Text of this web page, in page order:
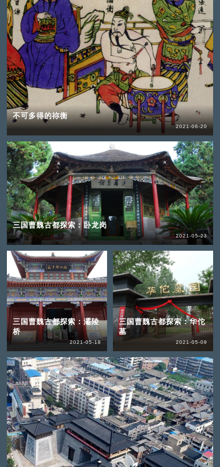
不可多得的祢衡
2021-06-20
三国曹魏古都探索：卧龙岗
2021-05-23
三国曹魏古都探索：灞陵
桥
2021-05-18
三国曹魏古都探索：华佗
墓
2021-05-09